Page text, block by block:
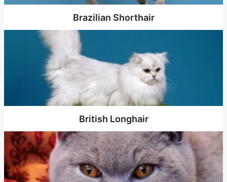
Brazilian Shorthair
British Longhair